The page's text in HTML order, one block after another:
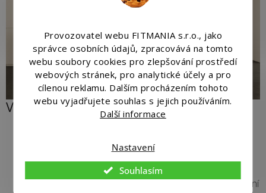
Provozovatel webu FITMANIA s.r.o., jako
správce osobních údajů, zpracovává na tomto
webu soubory cookies pro zlepšování prostředí
webových stránek, pro analytické účely a pro
cílenou reklamu. Dalším procházením tohoto
webu vyjadřujete souhlas s jejich používáním.
Další informace
Nastavení
Souhlasím
VŠE, CO POTŘEBUJETE VĚDĚT
výplň z kvalitní PU pěny
nohami působí velmi elegantně
SNADNÉ ČIŠTĚNÍ– ekokůže je odolná proti znečištění